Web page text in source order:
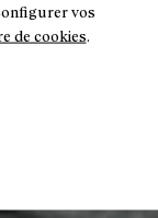
vos
de cookies